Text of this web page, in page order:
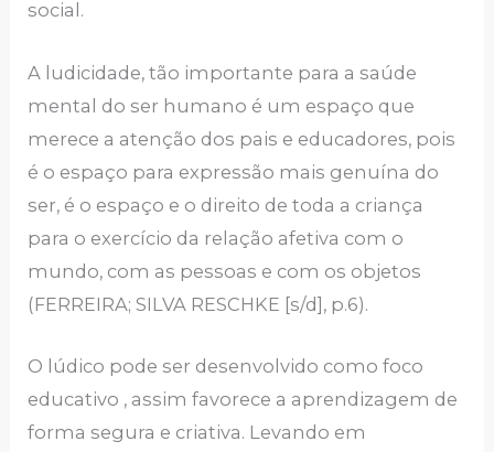
social.
A ludicidade, tão importante para a saúde
mental do ser humano é um espaço que
merece a atenção dos pais e educadores, pois
é o espaço para expressão mais genuína do
ser, é o espaço e o direito de toda a criança
para o exercício da relação afetiva com o
mundo, com as pessoas e com os objetos
(FERREIRA; SILVA RESCHKE [s/d], p.6).
O lúdico pode ser desenvolvido como foco
educativo , assim favorece a aprendizagem de
forma segura e criativa. Levando em